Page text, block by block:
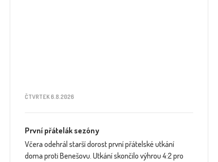
ČTVRTEK 6.8.2026
První přátelák sezóny
Včera odehrál starší dorost první přátelské utkání
doma proti Benešovu. Utkání skončilo výhrou 4:2 pro